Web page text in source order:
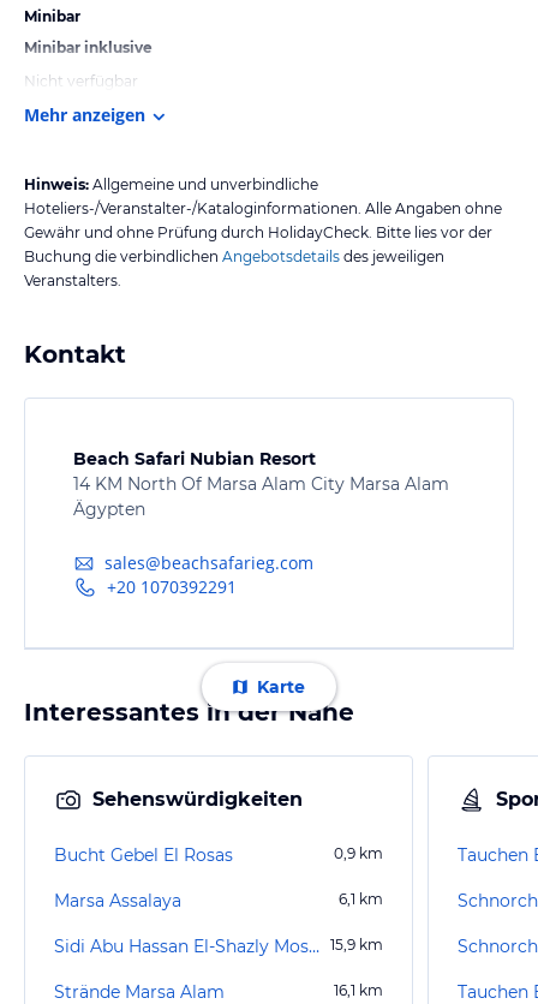
Minibar
Minibar inklusive
Nicht verfügbar
Mehr anzeigen
Hinweis: Allgemeine und unverbindliche
Hoteliers-/Veranstalter-/Kataloginformationen. Alle Angaben ohne
Gewähr und ohne Prüfung durch HolidayCheck. Bitte lies vor der
Buchung die verbindlichen Angebotsdetails des jeweiligen
Veranstalters.
Kontakt
Beach Safari Nubian Resort
14 KM North Of Marsa Alam City Marsa Alam
Ägypten
sales@beachsafarieg.com
+20 1070392291
Karte
Interessantes in der Nähe
Sehenswürdigkeiten
Bucht Gebel El Rosas 0,9 km
Marsa Assalaya 6,1 km
Sidi Abu Hassan El-Shazly Moschee 15,9 km
Strände Marsa Alam 16,1 km
Tauchen
Tauchen